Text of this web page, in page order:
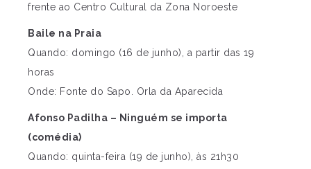
frente ao Centro Cultural da Zona Noroeste
Baile na Praia
Quando: domingo (16 de junho), a partir das 19
horas
Onde: Fonte do Sapo. Orla da Aparecida
Afonso Padilha – Ninguém se importa
(comédia)
Quando: quinta-feira (19 de junho), às 21h30